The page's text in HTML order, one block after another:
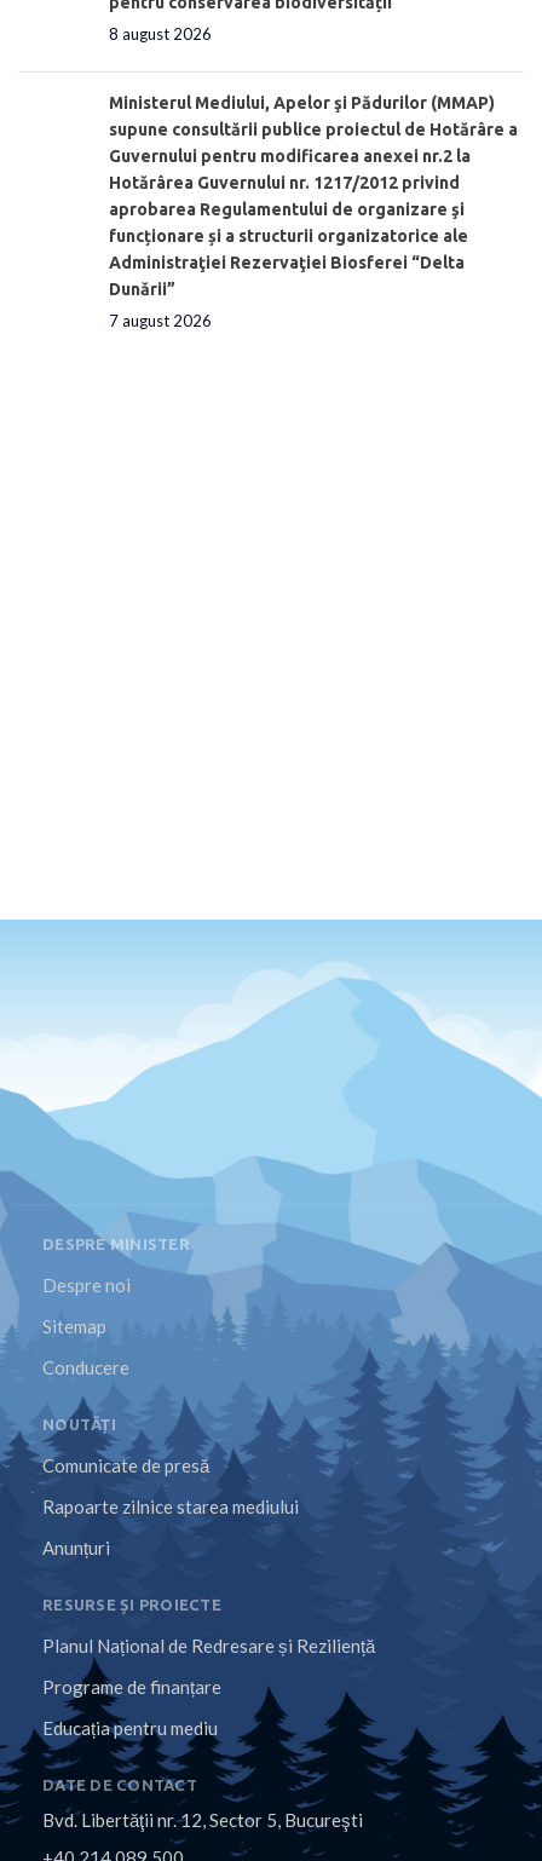
8 august 2026
Ministerul Mediului, Apelor şi Pădurilor (MMAP)
supune consultării publice proiectul de Hotărâre a
Guvernului pentru modificarea anexei nr.2 la
Hotărârea Guvernului nr. 1217/2012 privind
aprobarea Regulamentului de organizare şi
funcționare și a structurii organizatorice ale
Administraţiei Rezervaţiei Biosferei “Delta
Dunării”
7 august 2026
DESPRE MINISTER
Despre noi
Sitemap
Conducere
NOUTĂȚI
Comunicate de presă
Rapoarte zilnice starea mediului
Anunțuri
RESURSE ȘI PROIECTE
Planul Național de Redresare și Reziliență
Programe de finanțare
Educația pentru mediu
DATE DE CONTACT
Bvd. Libertăţii nr. 12, Sector 5, Bucureşti